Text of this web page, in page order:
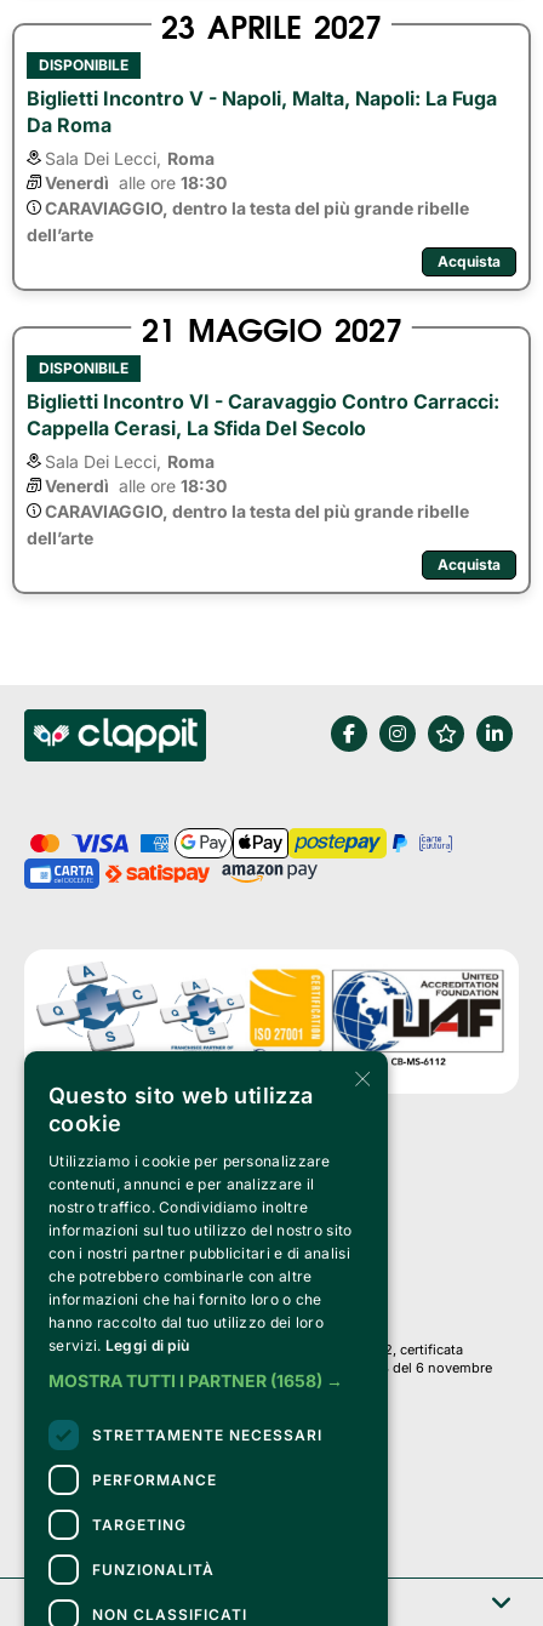
23 APRILE 2027
DISPONIBILE
Biglietti Incontro V - Napoli, Malta, Napoli: La Fuga
Da Roma
Sala Dei Lecci, Roma
Venerdì alle ore 18:30
CARAVIAGGIO, dentro la testa del più grande ribelle
dell’arte
Acquista
21 MAGGIO 2027
DISPONIBILE
Biglietti Incontro VI - Caravaggio Contro Carracci:
Cappella Cerasi, La Sfida Del Secolo
Sala Dei Lecci, Roma
Venerdì alle ore 18:30
CARAVIAGGIO, dentro la testa del più grande ribelle
dell’arte
Acquista
Clappit è un marchio di proprietà di:
Bemils Srl
a Socio Unico
Via Fosse Ardeatine, 4 -20092 Cinisello Balsamo (MI)
PI 05589050961
Iscr. C.C.I.A.A. Milano R.E.A. 1833471
© 2010-2025 Bemils Srl - Tutti i diritti riservati
Credits:
Clappit è basato sulla piattaforma di biglietteria Belive 6.2, certificata
dall’Agenzia delle Entrate con protocollo n. 2025/445474 del 6 novembre
2025.
Su Clappit i tuoi acquisti ed i tuoi dati
sono sicuri e protetti da un certificato SSL
con crittografia a 128 bit.
Clappit
×
Questo sito web utilizza
cookie
Utilizziamo i cookie per personalizzare
contenuti, annunci e per analizzare il
nostro traffico. Condividiamo inoltre
informazioni sul tuo utilizzo del nostro sito
con i nostri partner pubblicitari e di analisi
che potrebbero combinarle con altre
informazioni che hai fornito loro o che
hanno raccolto dal tuo utilizzo dei loro
servizi. Leggi di più
MOSTRA TUTTI I PARTNER (1658) →
STRETTAMENTE NECESSARI
PERFORMANCE
TARGETING
FUNZIONALITÀ
NON CLASSIFICATI